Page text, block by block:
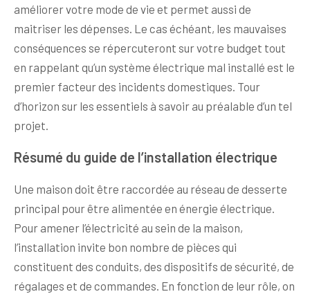
améliorer votre mode de vie et permet aussi de
maitriser les dépenses. Le cas échéant, les mauvaises
conséquences se répercuteront sur votre budget tout
en rappelant qu’un système électrique mal installé est le
premier facteur des incidents domestiques. Tour
d’horizon sur les essentiels à savoir au préalable d’un tel
projet.
Résumé du guide de l’installation électrique
Une maison doit être raccordée au réseau de desserte
principal pour être alimentée en énergie électrique.
Pour amener l’électricité au sein de la maison,
l’installation invite bon nombre de pièces qui
constituent des conduits, des dispositifs de sécurité, de
régalages et de commandes. En fonction de leur rôle, on